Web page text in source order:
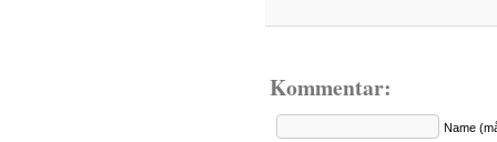
Kommentar:
Name